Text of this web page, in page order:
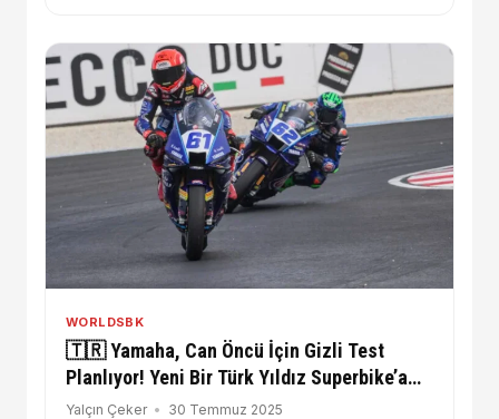
WORLDSBK
🇹🇷 Yamaha, Can Öncü İçin Gizli Test
Planlıyor! Yeni Bir Türk Yıldız Superbike’a
Göz Kırpıyor
Yalçın Çeker 30 Temmuz 2025